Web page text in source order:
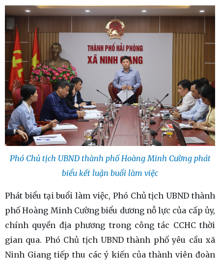
Phó Chủ tịch UBND thành phố Hoàng Minh Cường phát
biểu kết luận buổi làm việc
Phát biểu tại buổi làm việc, Phó Chủ tịch UBND thành
phố Hoàng Minh Cường biểu dương nỗ lực của cấp ủy,
chính quyền địa phương trong công tác CCHC thời
gian qua. Phó Chủ tịch UBND thành phố yêu cầu xã
Ninh Giang tiếp thu các ý kiến của thành viên đoàn